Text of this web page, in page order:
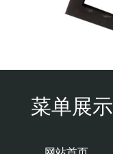
菜单展示